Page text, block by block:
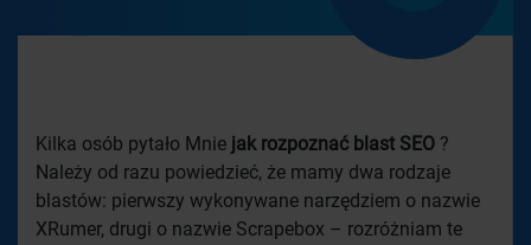
Kilka osób pytało Mnie jak rozpoznać blast SEO ?
Należy od razu powiedzieć, że mamy dwa rodzaje
blastów: pierwszy wykonywane narzędziem o nazwie
XRumer, drugi o nazwie Scrapebox – rozróżniam te